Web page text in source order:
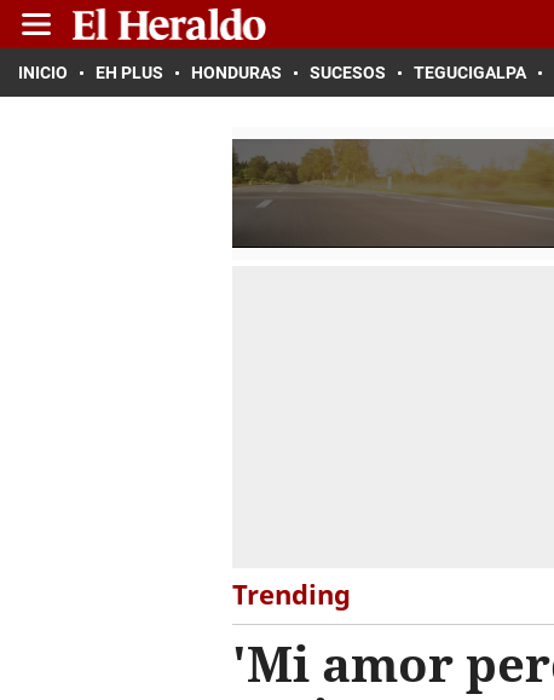
INICIO EH PLUS HONDURAS SUCESOS TEGUCIGALPA
Trending
'Mi amor